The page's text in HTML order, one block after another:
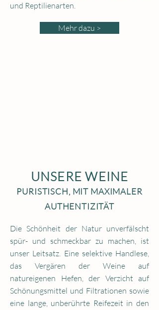
und Reptilienarten.
Mehr dazu >
UNSERE WEINE
PURISTISCH, MIT MAXIMALER
AUTHENTIZITÄT
Die Schönheit der Natur unverfälscht
spür- und schmeckbar zu machen, ist
unser Leitsatz. Eine selektive Handlese,
das Vergären der Weine auf
natureigenen Hefen, der Verzicht auf
Schönungsmittel und Filtrationen sowie
eine lange, unberührte Reifezeit in den